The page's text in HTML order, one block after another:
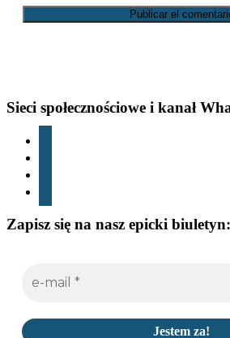
Footer
Sieci społecznościowe i kanał
Zapisz się na nasz epicki biuletyn: